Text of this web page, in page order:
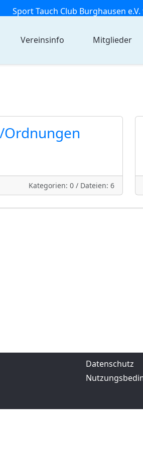
Sport Tauch Club Burghausen
Vereinsinfo Mitglieder
Ordnungen
Kategorien: 0 / Dateien: 6
Datenschutz